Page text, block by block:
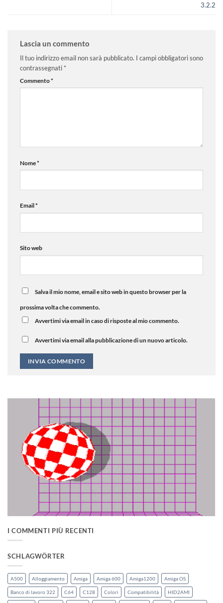
3.2.2
Lascia un commento
Il tuo indirizzo email non sarà pubblicato. I campi obbligatori sono
contrassegnati *
Commento*
Nome*
Email*
Sito web
Salva il mio nome, email e sito web in questo browser per la
prossima volta che commento.
Avvertimi via email in caso di risposte al mio commento.
Avvertimi via email alla pubblicazione di un nuovo articolo.
I COMMENTI PIÙ RECENTI
SCHLAGWÖRTER
A500 Alloggiamento Amiga Amiga 600 Amiga1200 Amiga OS
Banco di lavoro 322 C64 C128 Colori Compatibilità HID2AMI